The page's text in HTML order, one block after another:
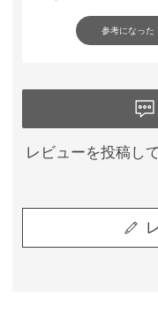
参考になった
レビューを投稿し